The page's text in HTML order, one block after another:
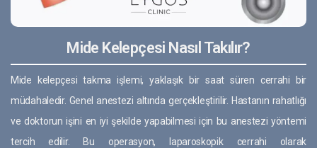
Mide Kelepçesi Nasıl Takılır?
Mide kelepçesi takma işlemi, yaklaşık bir saat süren cerrahi bir
müdahaledir. Genel anestezi altında gerçekleştirilir. Hastanın rahatlığı
ve doktorun işini en iyi şekilde yapabilmesi için bu anestezi yöntemi
tercih edilir. Bu operasyon, laparoskopik cerrahi olarak